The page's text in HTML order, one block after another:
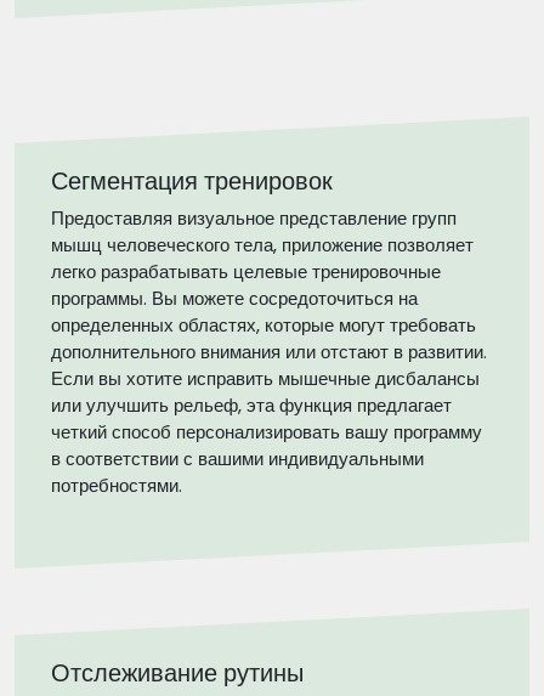
Сегментация тренировок
Предоставляя визуальное представление групп
мышц человеческого тела, приложение позволяет
легко разрабатывать целевые тренировочные
программы. Вы можете сосредоточиться на
определенных областях, которые могут требовать
дополнительного внимания или отстают в развитии.
Если вы хотите исправить мышечные дисбалансы
или улучшить рельеф, эта функция предлагает
четкий способ персонализировать вашу программу
в соответствии с вашими индивидуальными
потребностями.
Отслеживание рутины